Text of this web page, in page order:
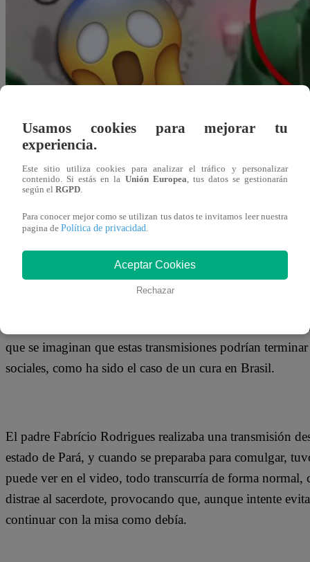
realizar sus ceremonias religiosas y por ello vienen
que se imaginan que estas transmisiones podrían
sociales, como ha sido el caso de un cura en Brasil.
El padre Fabrício Rodrigues realizaba una transmisión
estado de Pará, y cuando se preparaba para comulgar,
puede ver en el video, todo transcurría de forma normal,
distrae al sacerdote, provocando que, aunque intente
continuar con la misa como debía.
Usamos cookies para mejorar tu
experiencia.
Este sitio utiliza cookies para analizar el tráfico y personalizar
contenido. Si estás en la Unión Europea , tus datos se gestionarán
según el RGPD
Para conocer mejor como se utilizan tus datos te invitamos leer nuestra
pagina de Política de privacidad
Aceptar Cookies
Rechazar